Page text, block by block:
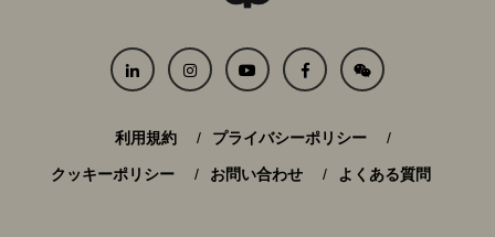
利用規約 プライバシーポリシー
クッキーポリシー お問い合わせ よくある質問